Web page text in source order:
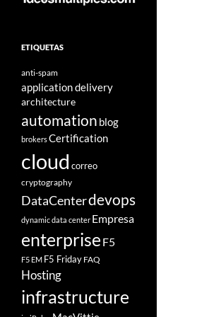
ETIQUETAS
anti-spam
application delivery
architecture
automation blog
brokersCertification
cloud correo
cryptography
DataCenterdevops
dynamic data center Empresa
enterprise F5
F5 EM F5 Friday FAQ
Hosting
infrastructure